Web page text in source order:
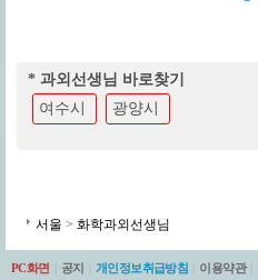
* 과외선생님 바로찾기
여수시
광양시
서울 > 화학과외선생님
PC화면 공지 개인정보취급방침 이용약관